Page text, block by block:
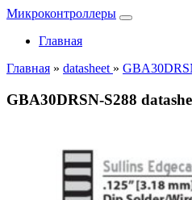
Микроконтроллеры
Главная
Главная » datasheet »
GBA30DRSN-S288